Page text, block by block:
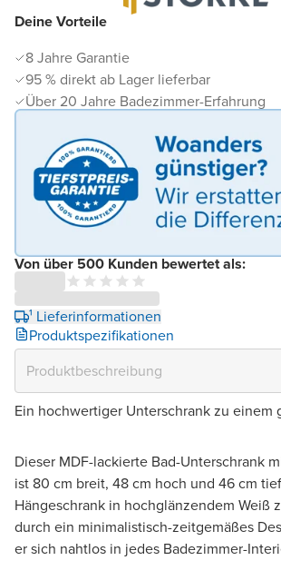
Deine Vorteile
8 Jahre Garantie
95 % direkt ab Lager lieferbar
Über 20 Jahre Badezimmer-Erfahrung
Von über 500 Kunden bewertet als:
¹ Lieferinformationen
Produktspezifikationen
Ein hochwertiger Unterschrank zu einem
Dieser MDF-lackierte Bad-Unterschrank
ist 80 cm breit, 48 cm hoch und 46 cm
Hängeschrank in hochglänzendem Weiß
durch ein minimalistisch-zeitgemäßes
er sich nahtlos in jedes Badezimmer-